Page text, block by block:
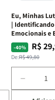
Eu, Minhas
| Identificando
Emocionais e
Costa
-40%
Preço
normal
De:R$ 49,80
PreçoR$
Diminuir
a